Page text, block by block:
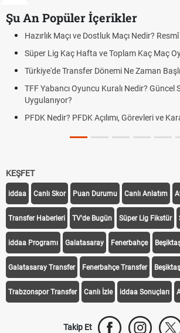
Şu An Popüler İçerikler
Hazırlık Maçı ve Dostluk Maçı Nedir?
Süper Lig Kaç Hafta ve Toplam Kaç Maç
Türkiye'de Transfer Dönemi Ne Zaman
TFF Yabancı Oyuncu Kuralı Nedir? Güncel
Uygulanıyor?
PFDK Nedir? PFDK Açılımı, Görevleri ve
KEŞFET
iddaa Canlı Skor Puan Durumu Canlı Anlatım
Transfer Haberleri TV'de Bugün Süper Lig Fikstür
iddaa Programı Galatasaray Fenerbahçe
Galatasaray Transfer Fenerbahçe Transfer
Trabzonspor Transfer Canlı İzle iddaa Sonuçları
Takip Et